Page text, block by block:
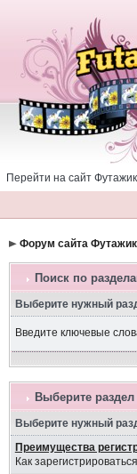
Перейти на сайт
Форум сайта
Поиск по
Выберите нужный
Введите ключевые
Выберите раздел
Выберите нужный
Преимущества
Как